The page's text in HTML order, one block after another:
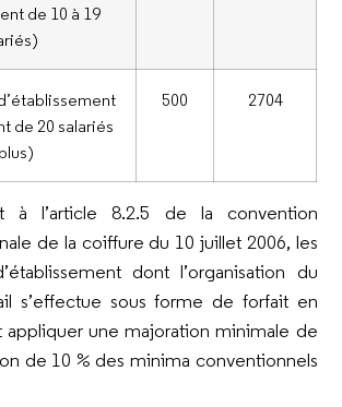
de 10 à 19
de 20 salariés
500 2704
à l’article 8.2.5 de la convention
de la coiffure du 10 juillet 2006, les
dont l’organisation du
s’effectue sous forme de forfait en
appliquer une majoration minimale de
de 10 % des minima conventionnels